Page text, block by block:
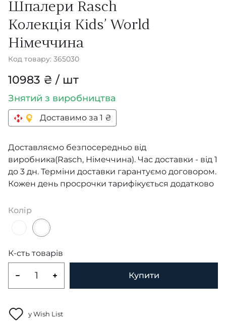
Шпалери Rasch
Колекція Kids’ World
Німеччина
Код товару: 365030
10983 ₴ / шт
Знятий з виробництва
Доставимо за 1 ₴
Доставляємо безпосередньо від
виробника(Rasch, Німеччина). Час доставки - від 1
до 3 дн. Терміни доставки гарантуємо договором.
Кожен день просрочки тарифікується додатково
Колір
К-сть товарів
Купити
у Wish List